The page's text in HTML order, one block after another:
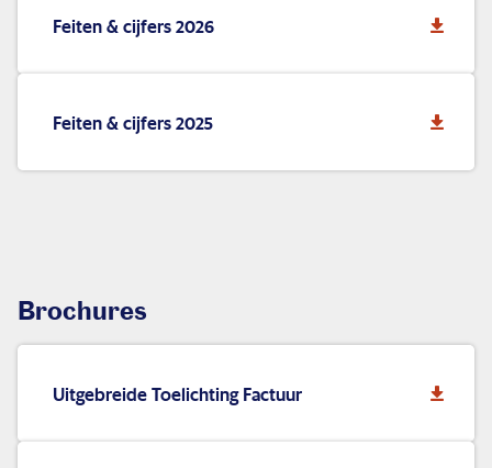
Feiten & cijfers 2026
Feiten & cijfers 2025
Brochures
Uitgebreide Toelichting Factuur